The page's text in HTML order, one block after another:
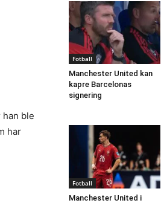
ble
har
Fotball
Manchester United kan
kapre Barcelonas
signering
Fotball
Manchester United i